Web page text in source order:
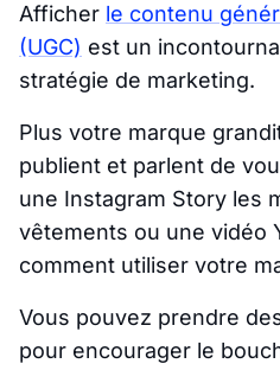
Afficher le contenu
(UGC) est un
stratégie de marketing.
Plus votre marque
publient et parlent de
une Instagram Story les
vêtements ou une vidéo
comment utiliser votre
Vous pouvez prendre
pour encourager le